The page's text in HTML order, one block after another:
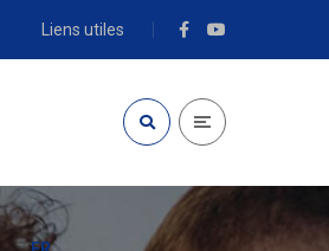
Liens utiles